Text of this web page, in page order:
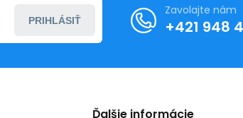
PRIHLÁSIŤ
Zavolajte nám
+421 948
Ďalšie informácie